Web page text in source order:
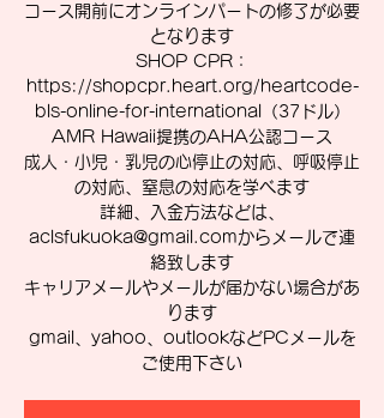
コース開前にオンラインパートの修了が必要
となります
SHOP CPR：
https://shopcpr.heart.org/heartcode-
bls-online-for-international（37ドル）
AMR Hawaii提携のAHA公認コース
成人・小児・乳児の心停止の対応、呼吸停止
の対応、窒息の対応を学べます
詳細、入金方法などは、
aclsfukuoka@gmail.comからメールで連
絡致します
キャリアメールやメールが届かない場合があ
ります
gmail、yahoo、outlookなどPCメールを
ご使用下さい